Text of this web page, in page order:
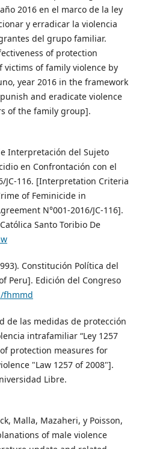
2016 en el marco de la ley
y erradicar la violencia
del grupo familiar.
of protection
victims of family violence by
year 2016 in the framework
and eradicate violence
of the family group].
Interpretación del Sujeto
en Confrontación con el
JC-116. [Interpretation Criteria
of Feminicide in
N°001-2016/JC-116].
Santo Toribio De
Constitución Política del
Peru]. Edición del Congreso
fhmmd
de las medidas de protección
intrafamiliar “Ley 1257
protection measures for
"Law 1257 of 2008"].
Libre.
Malla, Mazaheri, y Poisson,
of male violence